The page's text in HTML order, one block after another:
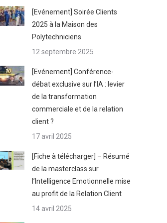
[Evénement] Soirée Clients
2025 à la Maison des
Polytechniciens
12 septembre 2025
[Evénement] Conférence-
débat exclusive sur l’IA : levier
de la transformation
commerciale et de la relation
client ?
17 avril 2025
[Fiche à télécharger] – Résumé
de la masterclass sur
l’Intelligence Emotionnelle mise
au profit de la Relation Client
14 avril 2025